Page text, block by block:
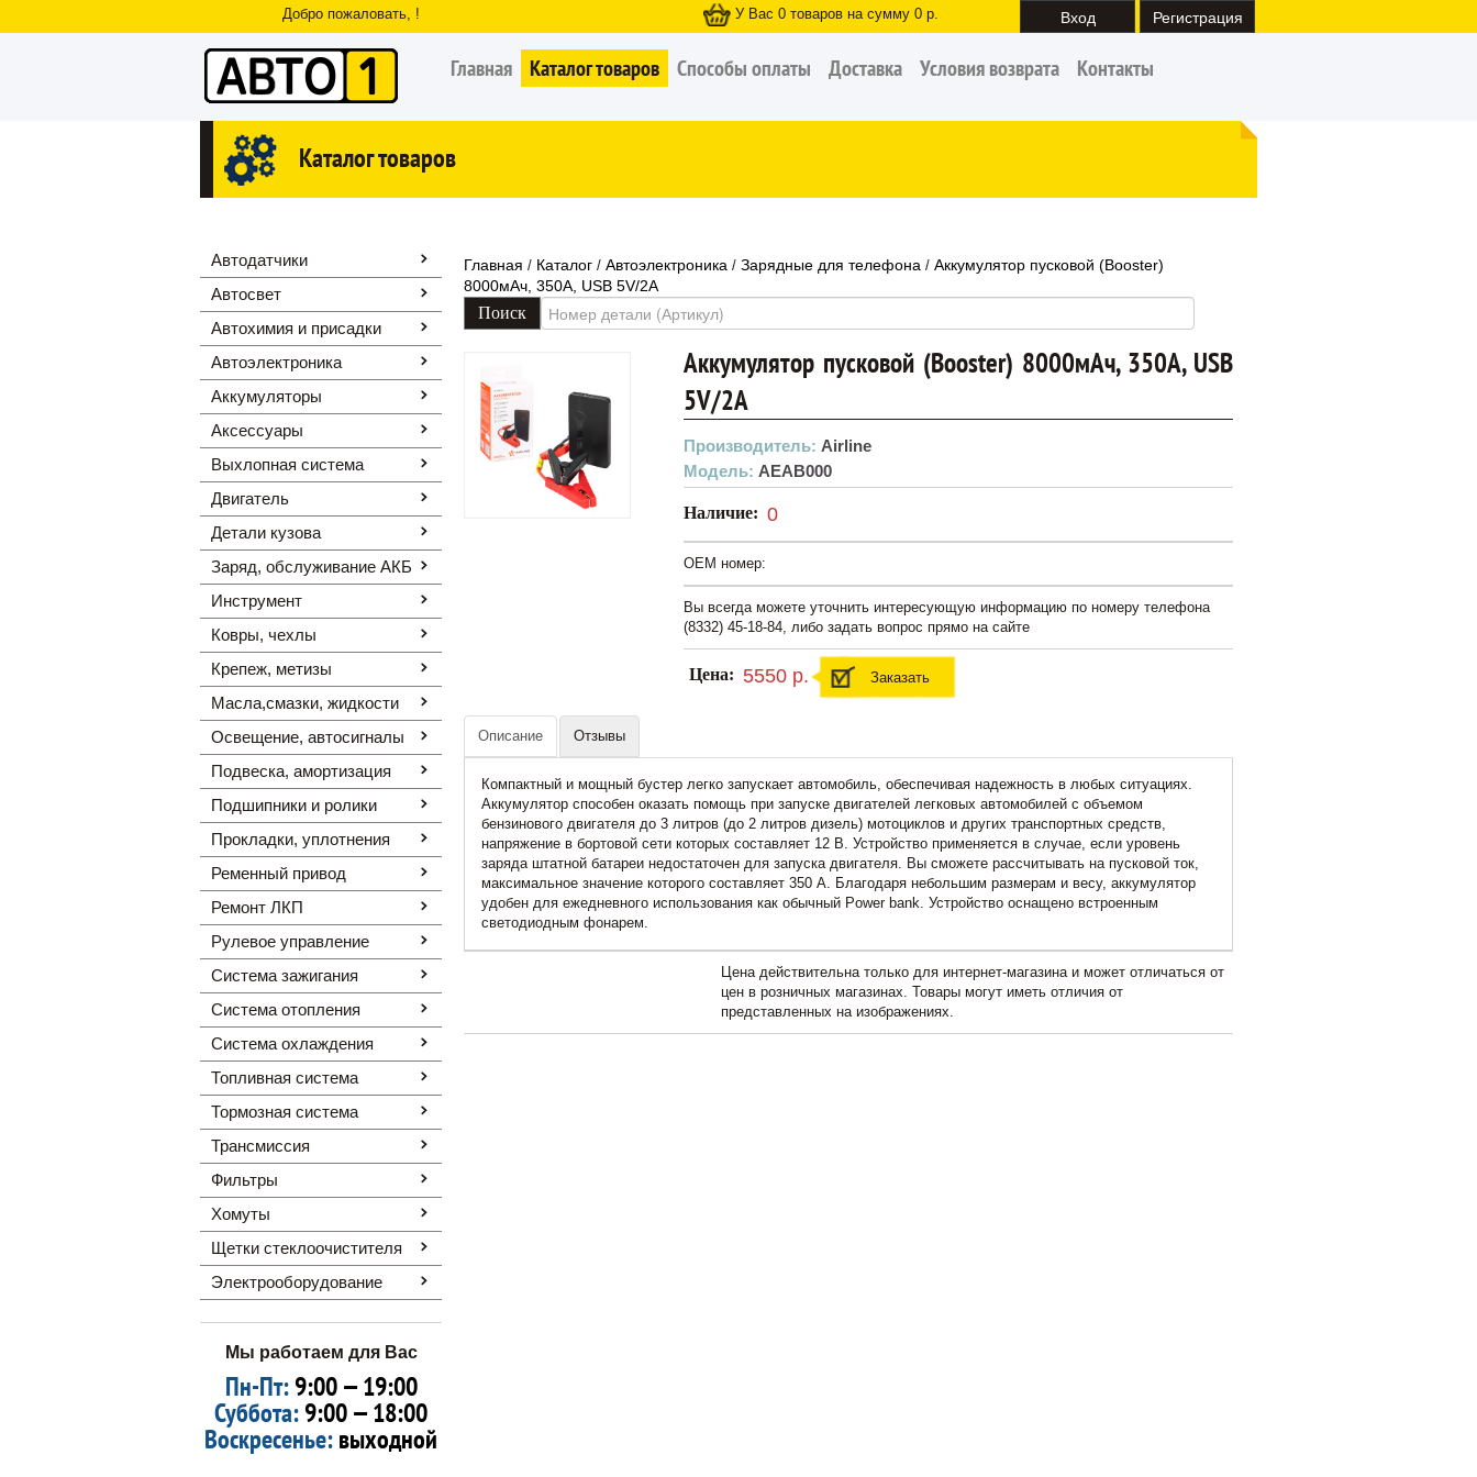
Добро пожаловать, ! У Вас 0 товаров на сумму 0 р. Вход Регистрация
Главная Каталог товаров Способы оплаты Доставка Условия возврата Контакты
Каталог товаров
Автодатчики
Автосвет
Автохимия и присадки
Автоэлектроника
Аккумуляторы
Аксессуары
Выхлопная система
Двигатель
Детали кузова
Заряд, обслуживание АКБ
Инструмент
Ковры, чехлы
Крепеж, метизы
Масла,смазки, жидкости
Освещение, автоcигналы
Подвеска, амортизация
Подшипники и ролики
Прокладки, уплотнения
Ременный привод
Ремонт ЛКП
Рулевое управление
Система зажигания
Система отопления
Система охлаждения
Топливная система
Тормозная система
Трансмиссия
Фильтры
Хомуты
Щетки стеклоочистителя
Электрооборудование
Мы работаем для Вас
Пн-Пт:9:00 — 19:00
Суббота:9:00 — 18:00
Воскресенье:выходной
Главная / Каталог / Автоэлектроника / Зарядные для телефона / Аккумулятор пусковой (Booster)
8000мАч, 350А, USB 5V/2A
Аккумулятор пусковой (Booster) 8000мАч, 350А, USB
5V/2A
Производитель: Airline
Модель: AEAB000
Наличие: 0
OEM номер:
Вы всегда можете уточнить интересующую информацию по номеру телефона
(8332) 45-18-84, либо задать вопрос прямо на сайте
Цена: 5550 р. Заказать
Описание Отзывы
Компактный и мощный бустер легко запускает автомобиль, обеспечивая надежность в любых ситуациях.
Аккумулятор способен оказать помощь при запуске двигателей легковых автомобилей с объемом
бензинового двигателя до 3 литров (до 2 литров дизель) мотоциклов и других транспортных средств,
напряжение в бортовой сети которых составляет 12 В. Устройство применяется в случае, если уровень
заряда штатной батареи недостаточен для запуска двигателя. Вы сможете рассчитывать на пусковой ток,
максимальное значение которого составляет 350 А. Благодаря небольшим размерам и весу, аккумулятор
удобен для ежедневного использования как обычный Power bank. Устройство оснащено встроенным
светодиодным фонарем.
Цена действительна только для интернет-магазина и может отличаться от
цен в розничных магазинах. Товары могут иметь отличия от
представленных на изображениях.